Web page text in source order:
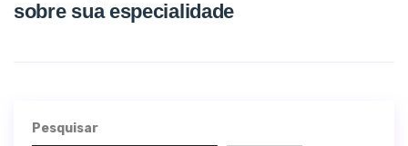
sobre sua especialidade
Pesquisar